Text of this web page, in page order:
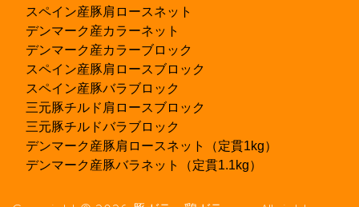
スペイン産豚肩ロースネット
デンマーク産カラーネット
デンマーク産カラーブロック
スペイン産豚肩ロースブロック
スペイン産豚バラブロック
三元豚チルド肩ロースブロック
三元豚チルドバラブロック
デンマーク産豚肩ロースネット（定貫1kg）
デンマーク産豚バラネット（定貫1.1kg）